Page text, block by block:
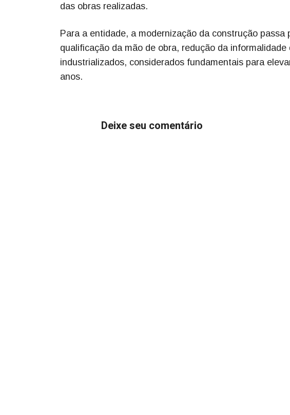
das obras realizadas.
Para a entidade, a modernização da construção
qualificação da mão de obra, redução da
industrializados, considerados fundamentais para
anos.
Deixe seu comentário